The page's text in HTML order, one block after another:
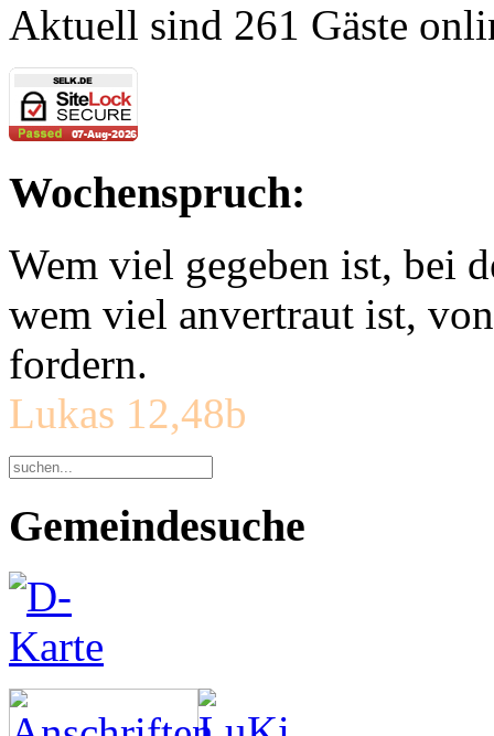
Aktuell sind 261 Gäste
Wochenspruch:
Wem viel gegeben ist, bei
wem viel anvertraut ist,
fordern.
Lukas 12,48b
Gemeindesuche